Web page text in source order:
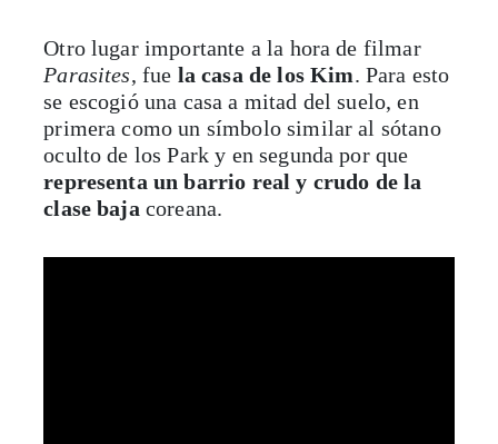
Otro lugar importante a la hora de filmar
Parasites, fue la casa de los Kim. Para esto
se escogió una casa a mitad del suelo, en
primera como un símbolo similar al sótano
oculto de los Park y en segunda por que
representa un barrio real y crudo de la
clase baja coreana.